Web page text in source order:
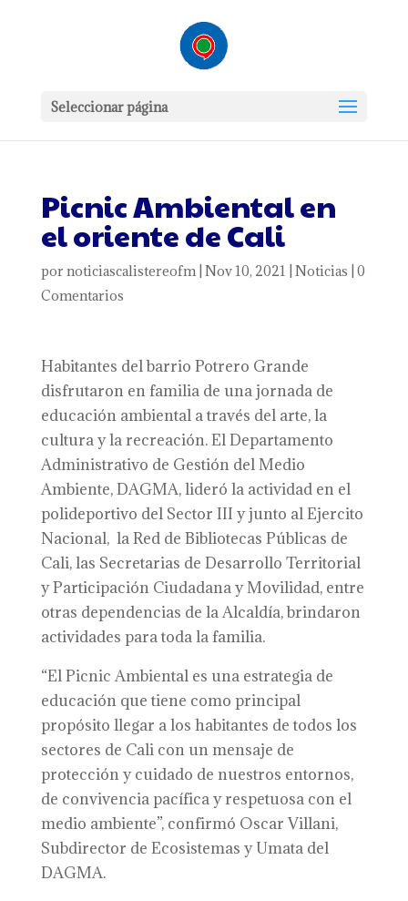
Seleccionar página
Picnic Ambiental en
el oriente de Cali
por noticiascalistereofm| Nov 10, 2021 Noticias 0
Comentarios
Habitantes del barrio Potrero Grande
disfrutaron en familia de una jornada de
educación ambiental a través del arte, la
cultura y la recreación. El Departamento
Administrativo de Gestión del Medio
Ambiente, DAGMA, lideró la actividad en el
polideportivo del Sector III y junto al Ejercito
Nacional, la Red de Bibliotecas Públicas de
Cali, las Secretarias de Desarrollo Territorial
y Participación Ciudadana y Movilidad, entre
otras dependencias de la Alcaldía, brindaron
actividades para toda la familia.
“El Picnic Ambiental es una estrategia de
educación que tiene como principal
propósito llegar a los habitantes de todos los
sectores de Cali con un mensaje de
protección y cuidado de nuestros entornos,
de convivencia pacífica y respetuosa con el
medio ambiente”, confirmó Oscar Villani,
Subdirector de Ecosistemas y Umata del
DAGMA.